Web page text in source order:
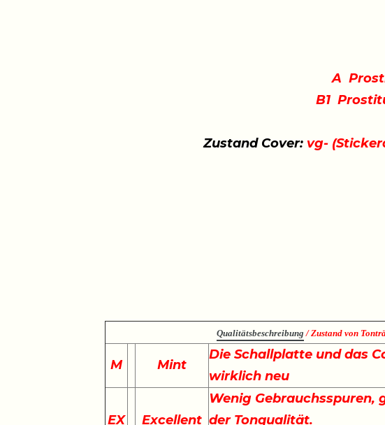
A
B1
Zustand Cover:vg-
Qualitätsbeschreibung / Zustand von
M Mint
Die Schallplatte und das
wirklich neu
EX Excellent
Wenig
der Tonqualität.